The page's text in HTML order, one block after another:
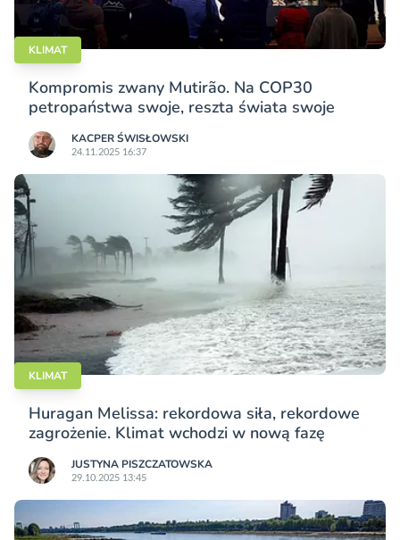
KLIMAT
Kompromis zwany Mutirão. Na COP30
petropaństwa swoje, reszta świata swoje
KACPER ŚWISŁO­WSKI
24.11.2025 16:37
KLIMAT
Huragan Melissa: rekordowa siła, rekordowe
zagrożenie. Klimat wchodzi w nową fazę
JUSTYNA PISZCZATOWSKA
29.10.2025 13:45